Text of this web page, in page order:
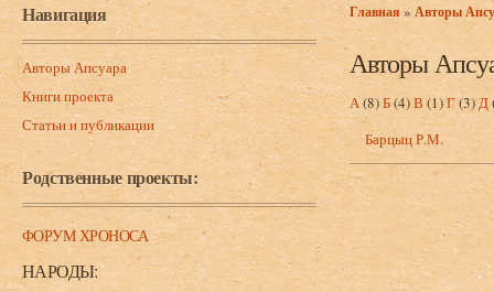
Навигация
Авторы Апсуара
Книги проекта
Статьи и публикации
Родственные проекты:
ФОРУМ ХРОНОСА
НАРОДЫ:
Вы здесь
Главная » Авторы
Авторы
А(8)Б(4)В (1)Г(3)Д
Барцыц Р.М.